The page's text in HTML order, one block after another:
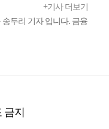
+기사 더보기
두리 기자 입니다. 금융
금지